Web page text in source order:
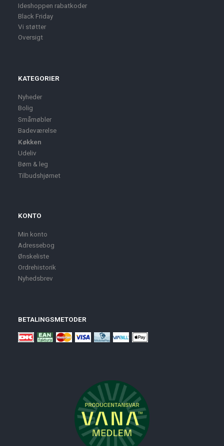
Ideshoppen rabatkoder
Black Friday
Vi støtter
Oversigt
KATEGORIER
Nyheder
Bolig
Småmøbler
Badeværelse
Køkken
Udeliv
Børn & leg
Tilbudshjørnet
KONTO
Min konto
Adressebog
Ønskeliste
Ordrehistorik
Nyhedsbrev
BETALINGSMETODER